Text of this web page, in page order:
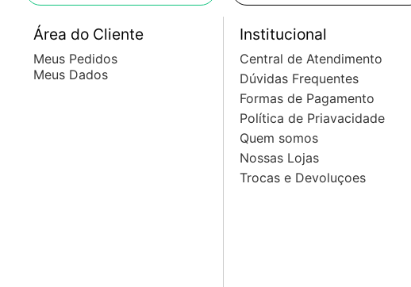
- Altura total: 100 cm
- Profundidade: 5 cm
- 1 GUITARRA PHX TL-2 CH TELECASTER VINTAGE CREME
Área do Cliente
Meus Pedidos
Meus Dados
Institucional
Central de Atendimento
Dúvidas Frequentes
Formas de Pagamento
Política de Priavacidade
Quem somos
Nossas Lojas
Trocas e Devoluçoes